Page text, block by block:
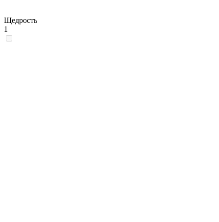
Щедрость
1